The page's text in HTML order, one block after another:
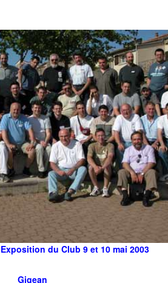
du Club 9 et 10 mai 2003
Gigean